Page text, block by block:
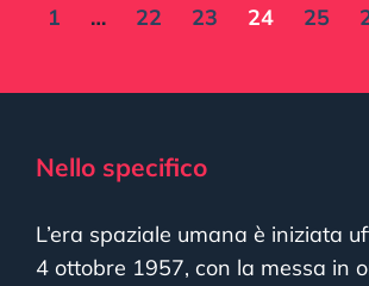
1 … 22 23 24 25
Nello specifico
L’era spaziale umana è iniziata
4 ottobre 1957, con la messa in